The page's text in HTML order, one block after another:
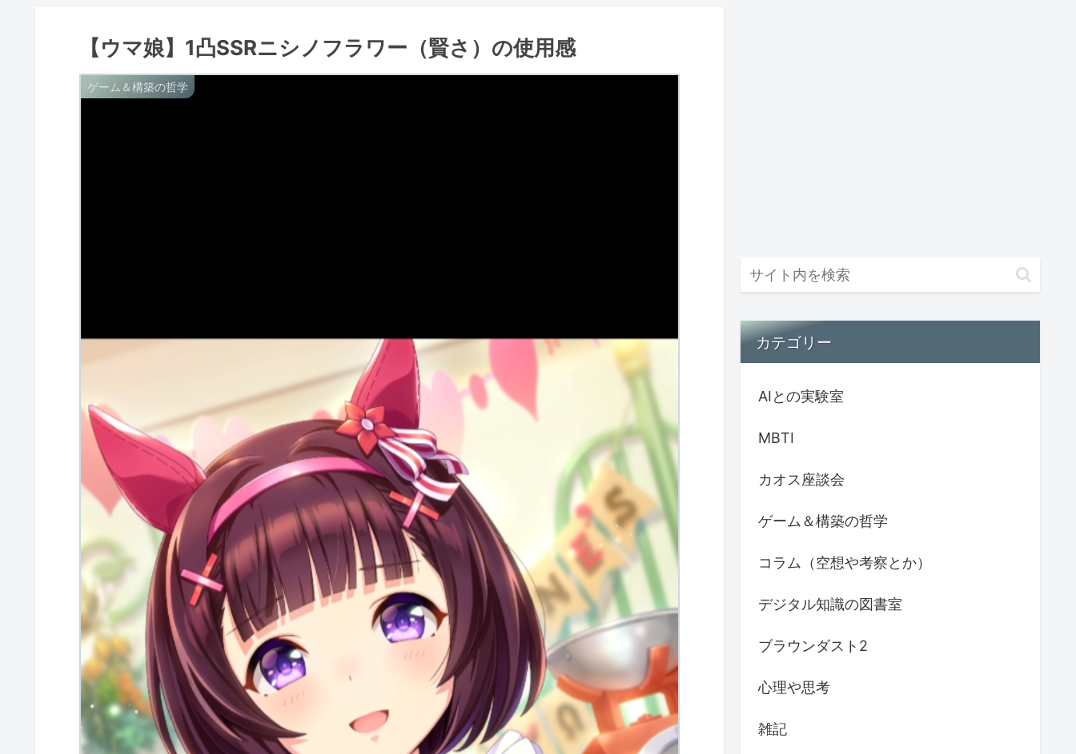
【ウマ娘】1凸SSRニシノフラワー（賢さ）の使用感
ゲーム＆構築の哲学
カテゴリー
AIとの実験室
MBTI
カオス座談会
ゲーム＆構築の哲学
コラム（空想や考察とか）
デジタル知識の図書室
ブラウンダスト2
心理や思考
雑記